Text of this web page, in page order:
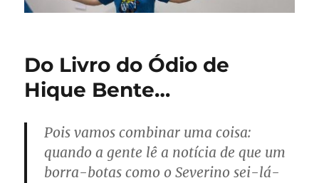
Do Livro do Ódio de
Hique Bente…
Pois vamos combinar uma coisa:
quando a gente lê a notícia de que um
borra-botas como o Severino sei-lá-